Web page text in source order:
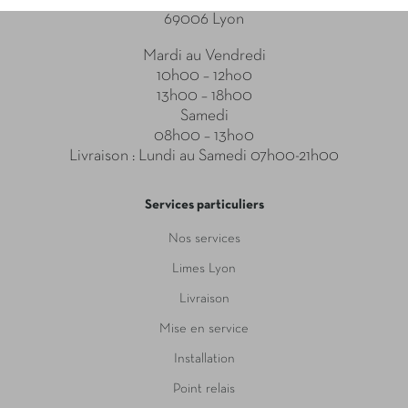
69006 Lyon
Mardi au Vendredi
10h00 – 12ho0
13h00 – 18h00
Samedi
08h00 – 13ho0
Livraison : Lundi au Samedi 07h00-21h00
Services particuliers
Nos services
Limes Lyon
Livraison
Mise en service
Installation
Point relais